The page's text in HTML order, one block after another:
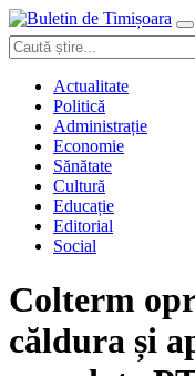
Actualitate
Politică
Administrație
Economie
Sănătate
Cultură
Educație
Editorial
Social
Colterm
căldura și